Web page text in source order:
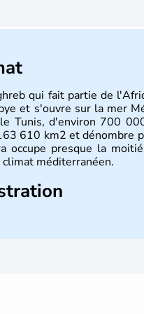
qui fait partie de
et s'ouvre sur la mer
Tunis, d'environ 700
610 km2 et dénombre
occupe presque la
méditerranéen.